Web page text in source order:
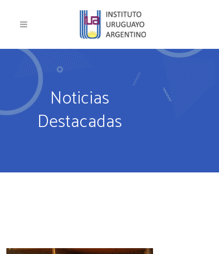
Noticias
Destacadas